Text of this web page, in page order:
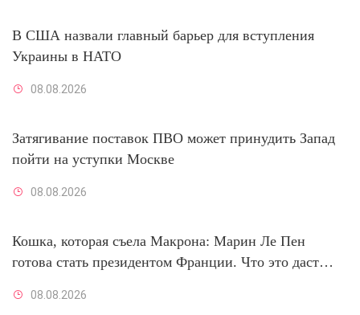
В США назвали главный барьер для вступления
Украины в НАТО
08.08.2026
Затягивание поставок ПВО может принудить Запад
пойти на уступки Москве
08.08.2026
Кошка, которая съела Макрона: Марин Ле Пен
готова стать президентом Франции. Что это даст
08.08.2026